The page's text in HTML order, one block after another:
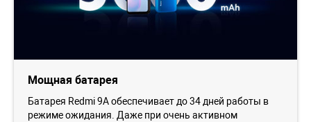
Мощная батарея
Батарея Redmi 9A обеспечивает до 34 дней работы в
режиме ожидания. Даже при очень активном